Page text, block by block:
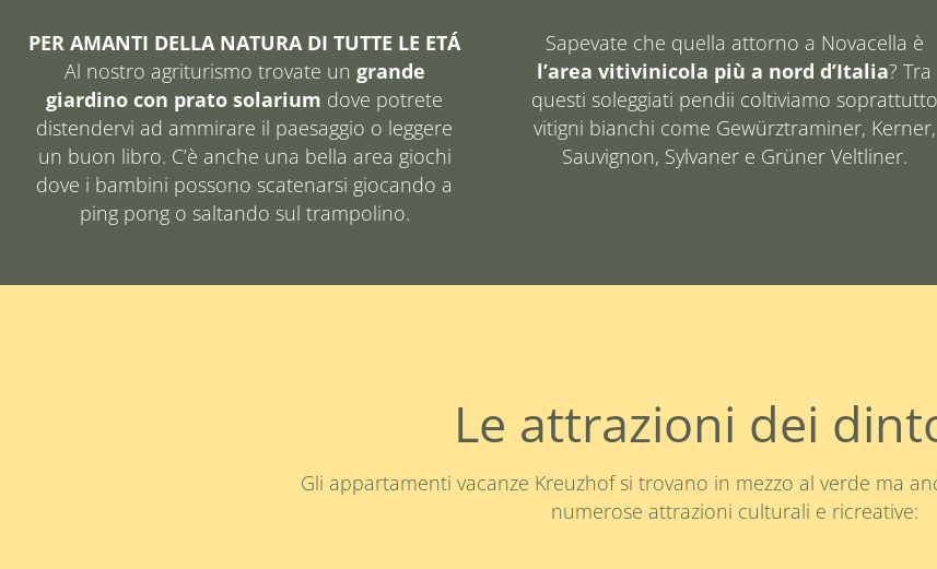
PER AMANTI DELLA NATURA DI TUTTE LE ETÁ
Al nostro agriturismo trovate un grande
giardino con prato solarium dove potrete
distendervi ad ammirare il paesaggio o leggere
un buon libro. C’è anche una bella area giochi
dove i bambini possono scatenarsi giocando a
ping pong o saltando sul trampolino.
Sapevate che quella attorno a Novacella è
l’area vitivinicola più a nord d’Italia? Tra
questi soleggiati pendii coltiviamo soprattutto
vitigni bianchi come Gewürztraminer, Kerner,
Sauvignon, Sylvaner e Grüner Veltliner.
Le attrazioni dei
Gli appartamenti vacanze Kreuzhof si trovano in mezzo al verde ma
numerose attrazioni culturali e ricreative: